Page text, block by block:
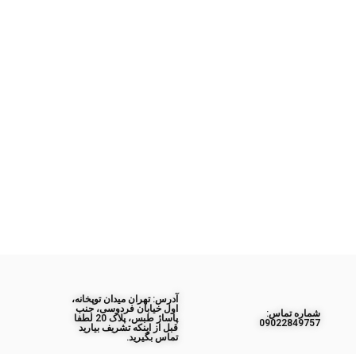
ﺷﻤﺎره ﺗﻤﺎس:
09022849757
آدرس: تهران میدان توپخانه،
اول خیابان فردوسی، جنب
پاساژ طبس، پلاک 20 لطفا
قبل از اینکه تشریف بیارید
تماس بگیرید.